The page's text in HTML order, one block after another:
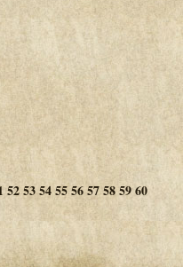
525354555657585960